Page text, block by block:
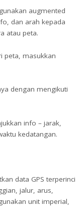
augmented
dan arah kepada
atau peta.
peta, masukkan
dengan mengikuti
info – jarak,
kedatangan.
data GPS terperinci
jalur, arus,
unit imperial,